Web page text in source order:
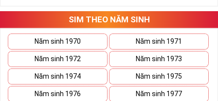
vào quá trình làm việc, họ luôn biết giữ kỷ luật, có cá tính và ý chí
Khi làm việc họ luôn biết cách sáng tạo, dồn toàn bộ tâm huyết
cho công việc.
Như vậy, sim lục quý 8 là sự hội tụ của 6 số 8 tạo nên một bản điệp
khúc với sự phát tài, phát lộc, phát thuận lợi. Sử dụngsim số
đẹp lục quý8 đồng nghĩa với việc bạn đến gần hơn với thần may
mắn cũng như gần hơn với sự thành công.
SIM THEO NĂM SINH
Năm sinh 1970 Năm sinh 1971
Năm sinh 1972 Năm sinh 1973
Năm sinh 1974 Năm sinh 1975
Năm sinh 1976 Năm sinh 1977